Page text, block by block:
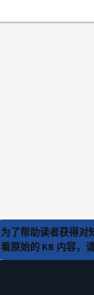
为了帮助读者获得对
看原始的 KB 内容，